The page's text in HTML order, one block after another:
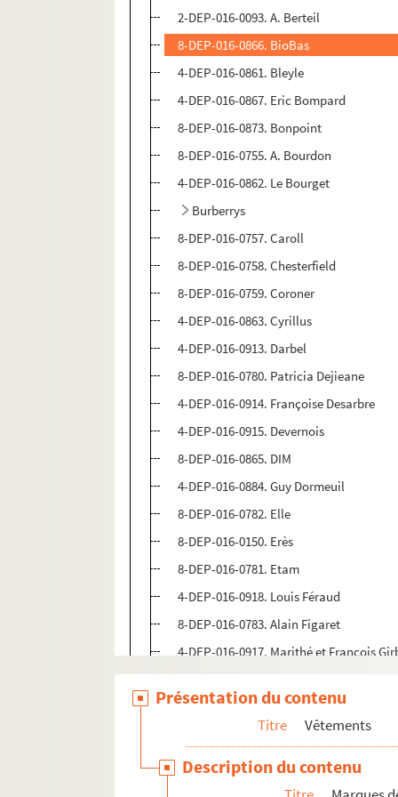
2-DEP-016-0093. A. Berteil
8-DEP-016-0866. BioBas
4-DEP-016-0861. Bleyle
4-DEP-016-0867. Eric Bompard
8-DEP-016-0873. Bonpoint
8-DEP-016-0755. A. Bourdon
4-DEP-016-0862. Le Bourget
Burberrys
8-DEP-016-0757. Caroll
8-DEP-016-0758. Chesterfield
8-DEP-016-0759. Coroner
4-DEP-016-0863. Cyrillus
4-DEP-016-0913. Darbel
8-DEP-016-0780. Patricia Dejieane
4-DEP-016-0914. Françoise Desarbre
4-DEP-016-0915. Devernois
8-DEP-016-0865. DIM
4-DEP-016-0884. Guy Dormeuil
8-DEP-016-0782. Elle
8-DEP-016-0150. Erès
8-DEP-016-0781. Etam
4-DEP-016-0918. Louis Féraud
8-DEP-016-0783. Alain Figaret
4-DEP-016-0917. Marithé et François
8-DEP-016-0368. Griffith cashmere
4-DEP-016-0919. Marcelle Griffon
J. Gutmann et Cie, Compagnie
4-DEP-016-0920. Daniel Hechter
4-DEP-016-1007. Helenca
Présentation du contenu
Titre Vêtements
Description du contenu